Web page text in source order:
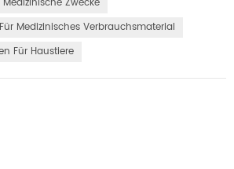
Medizinisches Verbrauchsmaterial
Für Haustiere